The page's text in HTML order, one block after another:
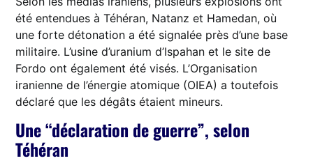
été entendues à Téhéran, Natanz et Hamedan, où
une forte détonation a été signalée près d’une base
militaire. L’usine d’uranium d’Ispahan et le site de
Fordo ont également été visés. L’Organisation
iranienne de l’énergie atomique (OIEA) a toutefois
déclaré que les dégâts étaient mineurs.
Une “déclaration de guerre”, selon
Téhéran